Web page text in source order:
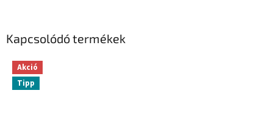
Kapcsolódó termékek
Akció
Tipp